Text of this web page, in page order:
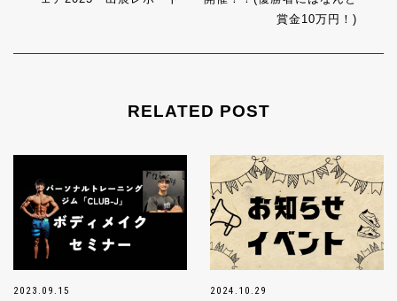
賞金10万円！)
RELATED POST
2023.09.15 2024.10.29